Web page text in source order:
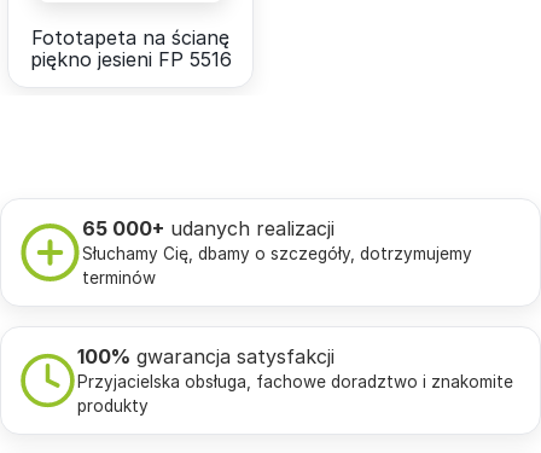
Fototapeta na ścianę
piękno jesieni FP 5516
65 000+ udanych realizacji
Słuchamy Cię, dbamy o szczegóły, dotrzymujemy
terminów
100% gwarancja satysfakcji
Przyjacielska obsługa, fachowe doradztwo i znakomite
produkty